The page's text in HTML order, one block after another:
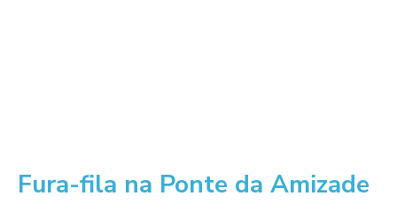
Fura-fila na Ponte da Amizade